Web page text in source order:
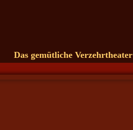
Das gemütliche Verzehrtheater